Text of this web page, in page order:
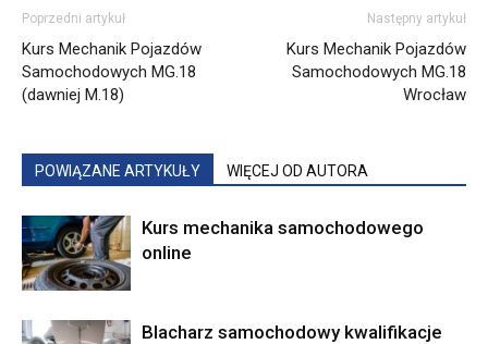
Poprzedni artykuł
Kurs Mechanik Pojazdów
Samochodowych MG.18
(dawniej M.18)
Następny artykuł
Kurs Mechanik Pojazdów
Samochodowych MG.18
Wrocław
POWIĄZANE ARTYKUŁY WIĘCEJ OD AUTORA
Kurs mechanika samochodowego
online
Blacharz samochodowy kwalifikacje